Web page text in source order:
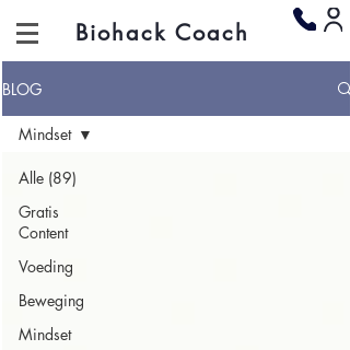
Biohack Coach
BLOG
Alle (89)
Gratis
Content
Voeding
Beweging
Mindset
Mindset